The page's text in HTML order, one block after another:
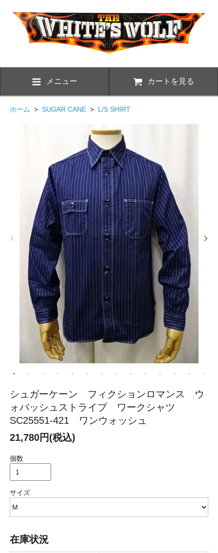
メニュー カートを見る
ホーム > SUGAR CANE > L/S SHIRT
シュガーケーン フィクションロマンス ウ
ォバッシュストライプ ワークシャツ
SC25551-421 ワンウォッシュ
21,780円(税込)
個数
サイズ
在庫状況